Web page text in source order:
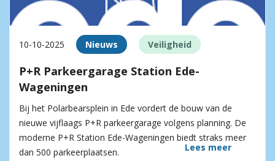
10-10-2025 Nieuws Veiligheid
P+R Parkeergarage Station Ede-
Wageningen
Bij het Polarbearsplein in Ede vordert de bouw van de
nieuwe vijflaags P+R parkeergarage volgens planning. De
moderne P+R Station Ede-Wageningen biedt straks meer
dan 500 parkeerplaatsen.
Lees meer